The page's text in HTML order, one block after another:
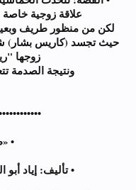
علاقة زوجية
لكن من منظور طريف
حيث تجسد (كاريس بشار)
زوجها
ونتيجة الصدمة
•
• تأليف: إياد